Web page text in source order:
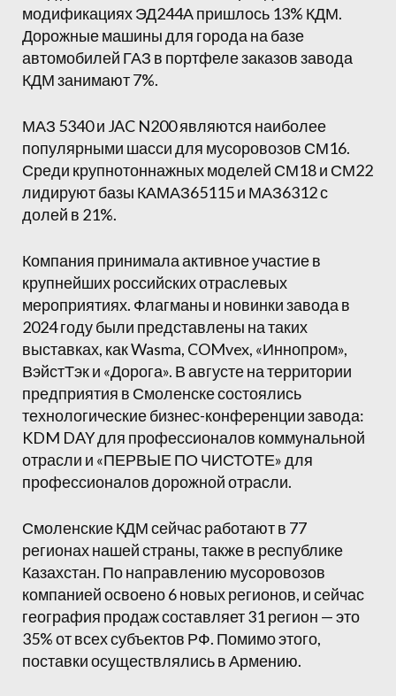
модификациях ЭД244А пришлось 13% КДМ.
Дорожные машины для города на базе
автомобилей ГАЗ в портфеле заказов завода
КДМ занимают 7%.
МАЗ 5340 и JAC N200 являются наиболее
популярными шасси для мусоровозов СМ16.
Среди крупнотоннажных моделей СМ18 и СМ22
лидируют базы КАМАЗ65115 и МАЗ6312 с
долей в 21%.
Компания принимала активное участие в
крупнейших российских отраслевых
мероприятиях. Флагманы и новинки завода в
2024 году были представлены на таких
выставках, как Wasma, COMvex, «Иннопром»,
ВэйстТэк и «Дорога». В августе на территории
предприятия в Смоленске состоялись
технологические бизнес-конференции завода:
KDM DAY для профессионалов коммунальной
отрасли и «ПЕРВЫЕ ПО ЧИСТОТЕ» для
профессионалов дорожной отрасли.
Смоленские КДМ сейчас работают в 77
регионах нашей страны, также в республике
Казахстан. По направлению мусоровозов
компанией освоено 6 новых регионов, и сейчас
география продаж составляет 31 регион — это
35% от всех субъектов РФ. Помимо этого,
поставки осуществлялись в Армению.